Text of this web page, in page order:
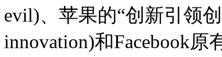
evil)、苹果的“创新引领
innovation)和Facebook